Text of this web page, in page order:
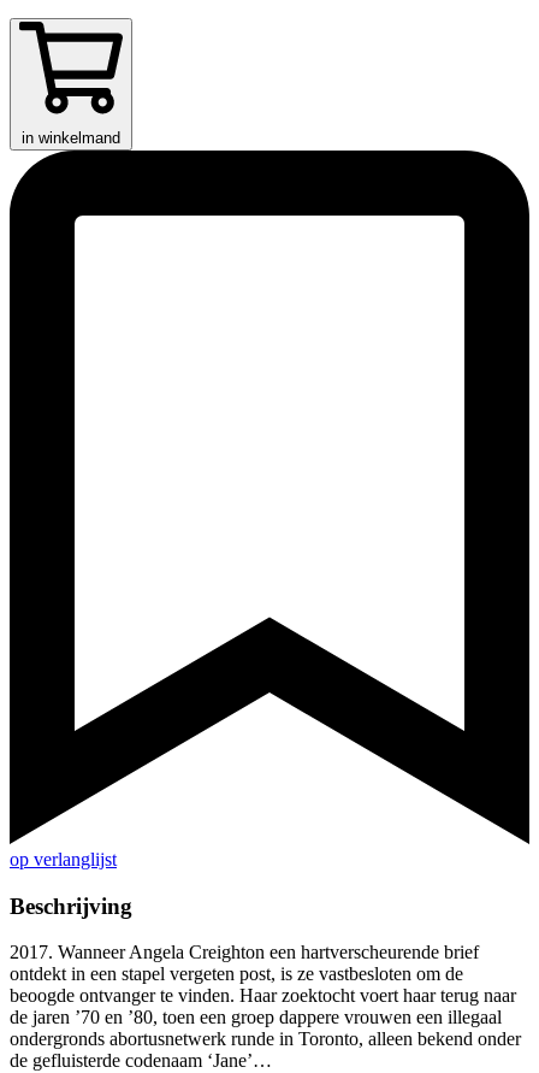
in winkelmand
op verlanglijst
Beschrijving
2017. Wanneer Angela Creighton een hartverscheurende brief
ontdekt in een stapel vergeten post, is ze vastbesloten om de
beoogde ontvanger te vinden. Haar zoektocht voert haar terug naar
de jaren ’70 en ’80, toen een groep dappere vrouwen een illegaal
ondergronds abortusnetwerk runde in Toronto, alleen bekend onder
de gefluisterde codenaam ‘Jane’…